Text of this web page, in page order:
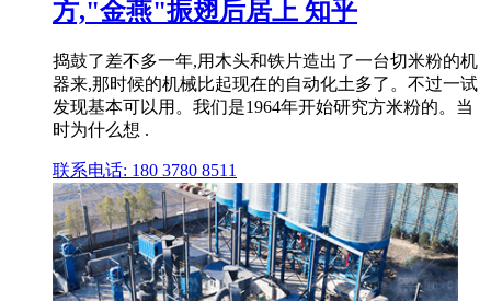
方,"金燕"振翅后居上 知乎
捣鼓了差不多一年,用木头和铁片造出了一台切米粉的机
器来,那时候的机械比起现在的自动化土多了。不过一试
发现基本可以用。我们是1964年开始研究方米粉的。当
时为什么想 .
联系电话: 180 3780 8511